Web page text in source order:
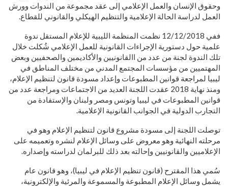
وحقوق الإنسان والعمل الإعلامي إلى عقد مجموعة من الندوات وورش
العمل لدراسة الحالة الإعلامية والتنظيم الهيكلي والقانوني للقطاع.
ففي 12/12/2018 نظمت المنظمة الليبية للإعلام المستقل ندوة
علمية حول دستورية الإجراءات القانونية للعمل الإعلامي شُكلت خلال
تلك الندوة لجنة من عدد من االقانونيين والأكاديمين والصحفيين وبعض
المهتميين من مؤسسات المجتمع المدني من مختلف المناطق في
ليبيا لمراجعة قوانين المطبوعات وإعداد مسودة قانون لتنظيم الإعلام،
ومنذ نهاية 2018 عقدت اللجنة العديد من الاجتماعات ومراجعة عدد من
قوانين المطبوعات في ليبيا وتونس ومصر ولبنان والإستفادة من
التجارب الدولية في الجوانب القانونية الإعلامية.
توصلت اللجنة إلى مسودة مشروع قانون لتنظيم الإعلام وهو في
مرحلته النهائية وهو معروض على وسائل الإعلام لنشره وتعميمه على
الإعلاميين والقانونيين وإحالته بعد ذلك للبرلمان لدراسته وإصداره.
سُمي هذا المقترح (قانون تنظيم الإعلام في ليبيا)، وهو قانون عام
يشمل وسائل الإعلام المطبوعة والمسموعة والمرئية والإلكترونية،